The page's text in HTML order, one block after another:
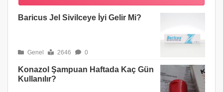
Baricus Jel Sivilceye İyi Gelir Mi?
Genel 2646 0
Konazol Şampuan Haftada Kaç Gün
Kullanılır?